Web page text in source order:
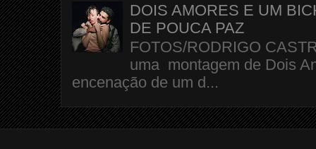
DOIS AMORES E UM
DE POUCA PAZ
FOTOS/RODRIGO
uma montagem de Dois
encenação de um d...